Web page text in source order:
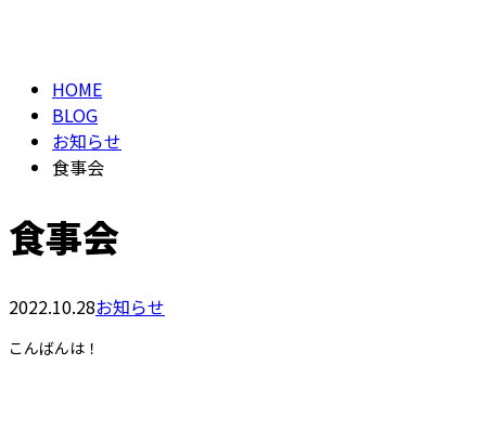
HOME
BLOG
お知らせ
食事会
食事会
2022.10.28お知らせ
こんばんは！